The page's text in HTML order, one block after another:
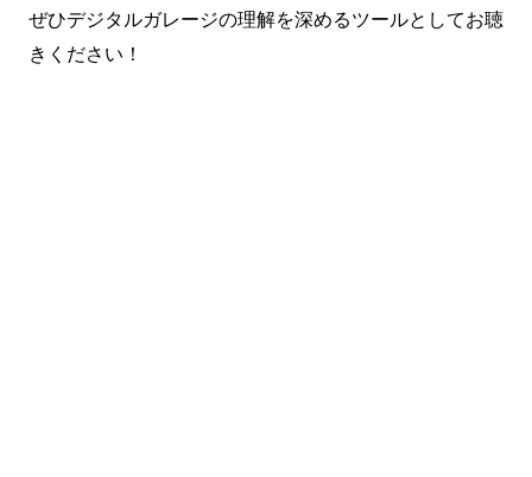
ぜひデジタルガレージの理解を深めるツールとしてお聴
きください！